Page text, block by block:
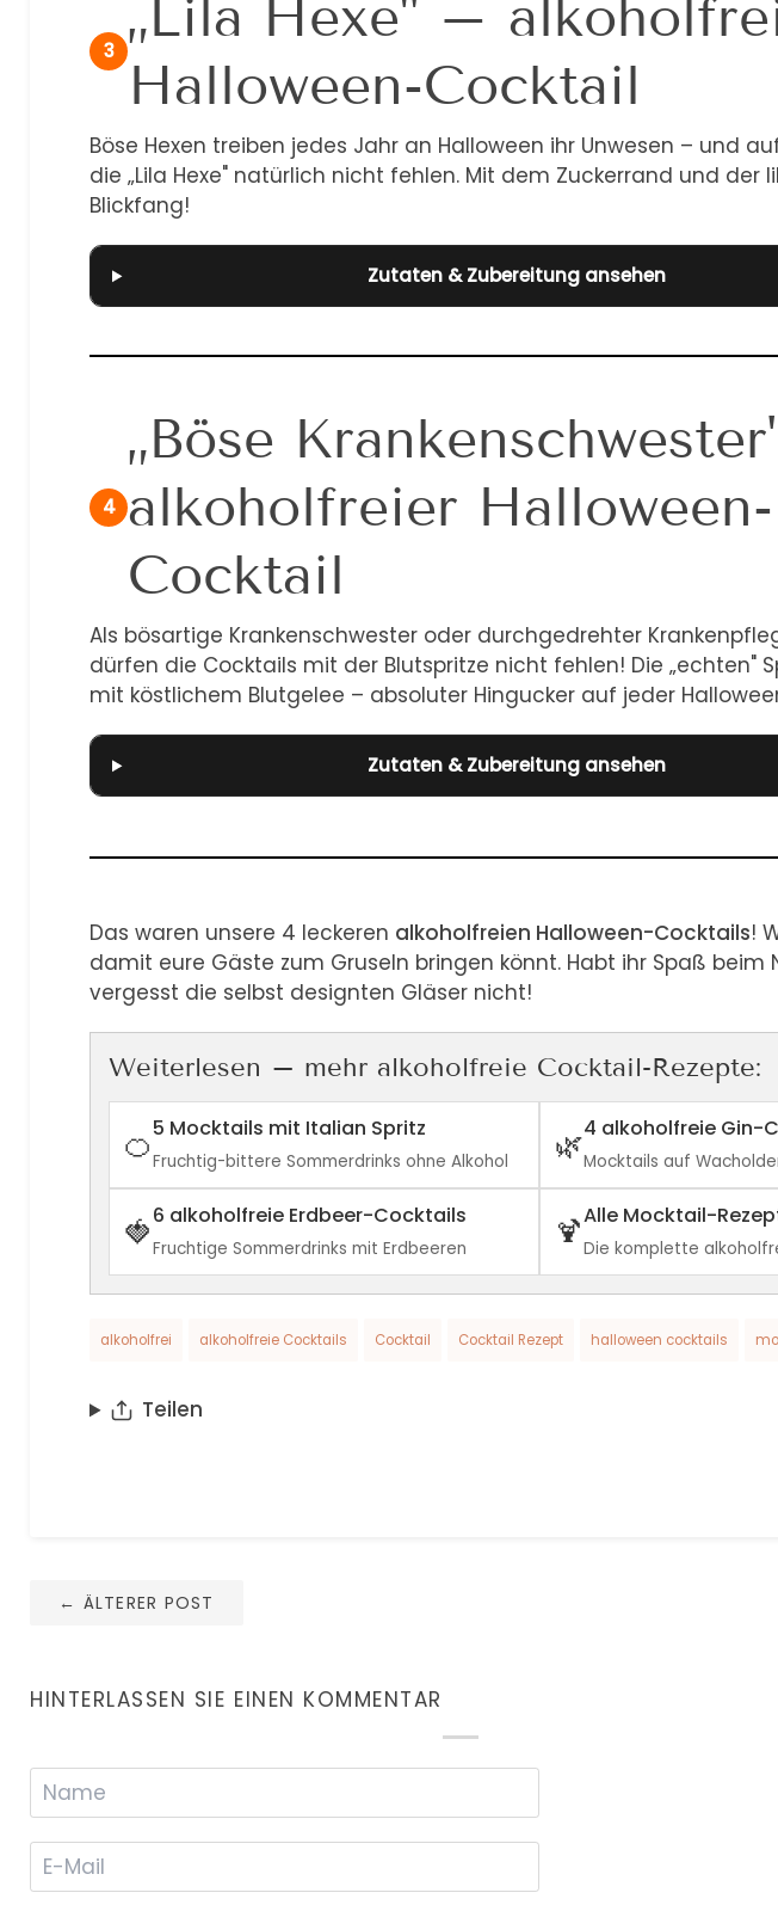
3
„Lila Hexe" –
Halloween-Cocktail
Böse Hexen treiben jedes Jahr an Halloween ihr Unwesen – und
die „Lila Hexe" natürlich nicht fehlen. Mit dem Zuckerrand und der
Blickfang!
Zutaten & Zubereitung ansehen
4
„Böse
alkoholfreier Halloween-
Cocktail
Als bösartige Krankenschwester oder durchgedrehter
dürfen die Cocktails mit der Blutspritze nicht fehlen! Die „echten"
mit köstlichem Blutgelee – absoluter Hingucker auf jeder
Zutaten & Zubereitung ansehen
Das waren unsere 4 leckeren alkoholfreien Halloween-Cocktails!
damit eure Gäste zum Gruseln bringen könnt. Habt ihr Spaß
vergesst die selbst designten Gläser nicht!
Weiterlesen – mehr alkoholfreie Cocktail-Rezepte:
🍊5 Mocktails mit Italian Spritz
Fruchtig-bittere Sommerdrinks ohne Alkohol 🌿4 alkoholfreie Gin-
Mocktails auf
🍓6 alkoholfreie Erdbeer-Cocktails
Fruchtige Sommerdrinks mit Erdbeeren 🍹Alle Mocktail-
Die komplette
alkoholfrei alkoholfreie Cocktails Cocktail Cocktail Rezept halloween cocktails
Teilen
← ÄLTERER POST
HINTERLASSEN SIE EINEN KOMMENTAR